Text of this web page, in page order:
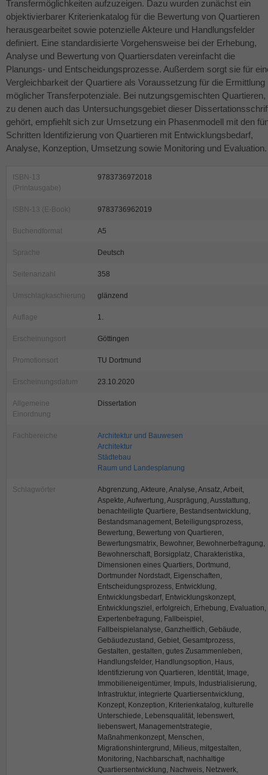
Transfermöglichkeiten aufzuzeigen. Dazu wurden zunächst ein
objektivierbarer Kriterienkatalog für die Bewertung von Quartieren
herausgearbeitet sowie potenzielle Akteure und Handlungsfelder
definiert. Eine standardisierte Vorgehensweise bei der Erhebung,
Analyse und Bewertung von Quartiersdaten vereinfacht die
Planungs- und Entscheidungsprozesse. Außerdem sorgt sie für
Vergleichbarkeit der Quartiere als Voraussetzung für die Ermittlung
möglicher Transferpotenziale. Bei nutzungsgemischten Quartieren,
zu denen auch das Untersuchungsgebiet dieser
gehört, empfiehlt sich zur Umsetzung ein Phasenmodell mit den
Schritten Identifizierung von Quartieren mit Entwicklungsbedarf,
Analyse, Konzeption, Umsetzung sowie Monitoring und Evaluation.
ISBN-13
(Printausgabe)
9783736972018
ISBN-13 (E-Book) 9783736962019
Buchendformat A5
Sprache Deutsch
Seitenanzahl 358
Umschlagkaschierung glänzend
Auflage 1.
Erscheinungsort Göttingen
Promotionsort TU Dortmund
Erscheinungsdatum 23.10.2020
Allgemeine
Einordnung
Dissertation
Fachbereiche
Architektur und Bauwesen
Architektur
Städtebau
Raum und Landesplanung
Schlagwörter
Abgrenzung, Akteure, Analyse, Ansatz, Arbeit,
Aspekte, Aufwertung, Ausprägung, Ausstattung,
benachteiligte Quartiere, Bestandsentwicklung,
Bestandsmanagement, Beteiligungsprozess,
Bewertung, Bewertung von Quartieren,
Bewertungsmatrix, Bewohner, Bewohnerbefragung,
Bewohnerschaft, Borsigplatz, Charakteristika,
Dimensionen eines Quartiers, Dortmund,
Dortmunder Nordstadt, Eigenschaften,
Entscheidungsprozess, Entwicklung,
Entwicklungsbedarf, Entwicklungskonzept,
Entwicklungsziel, erfolgreich, Erhebung, Evaluation,
Expertenbefragung, Fallbeispiel,
Fallbeispielanalyse, Ganzheitlich, Gebäude,
Gebäudezustand, Gebiet, Gesamtprozess,
Gestalten, gestalten, gutes Zusammenleben,
Handlungsfelder, Handlungsoption, Haus,
Identifizierung von Quartieren, Identität, Image,
Immobilieneigentümer, Impuls, Industrialisierung,
Infrastruktur, integrierte Quartiersentwicklung,
Konzept, Konzeption, Kriterienkatalog, kulturelle
Unterschiede, Lebensqualität, lebenswert,
liebenswert, Managementstrategie,
Maßnahmenkonzept, Menschen,
Migrationshintergrund, Milieus, mitgestalten,
Monitoring, Nachbarschaft, nachhaltige
Quartiersentwicklung, Nachweis, Netzwerk,